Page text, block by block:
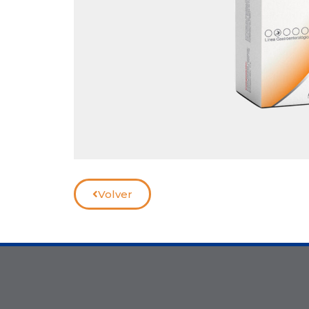
Volver